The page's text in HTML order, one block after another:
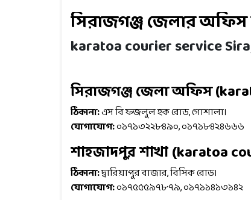
সিরাজগঞ্জ জেলার অফিস
karatoa courier service
সিরাজগঞ্জ জেলা অফিস
ঠিকানা:এস বি ফজলুল হক রোড, গোশালা।
যোগাযোগ:০১৭১৩২২৮৪৯০, ০১৭১৮৪২৪৬৬৬
শাহজাদপুর শাখা (karatoa
ঠিকানা:দ্বারিয়াপুর বাজার, বিসিক রোড।
যোগাযোগ:০১৭৫৫৫৯৭৮৭৯, ০১৭১১৪১৩১৪২